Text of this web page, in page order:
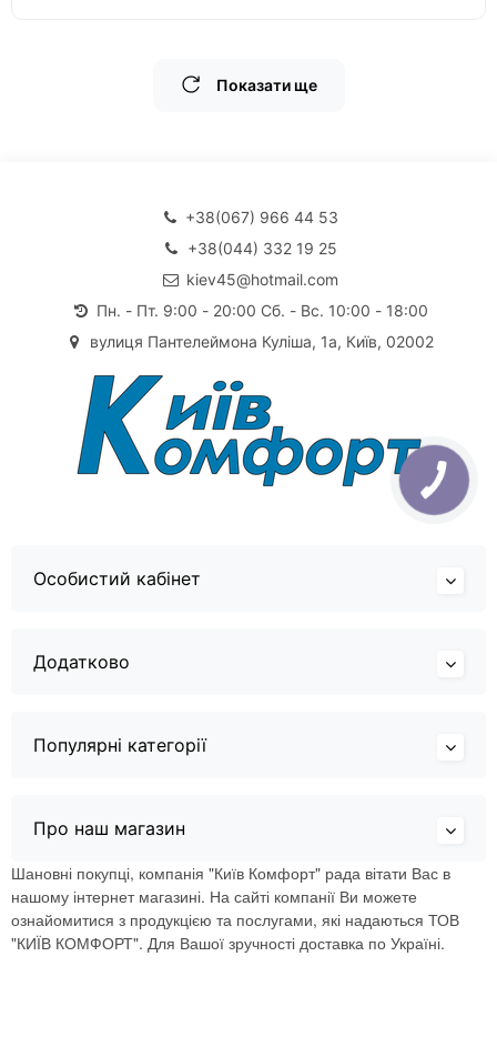
Показати ще
+38(067) 966 44 53
+38(044) 332 19 25
kiev45@hotmail.com
Пн. - Пт. 9:00 - 20:00 Сб. - Вс. 10:00 - 18:00
вулиця Пантелеймона Куліша, 1а, Київ, 02002
Особистий кабінет
Додатково
Популярні категорії
Про наш магазин
Шановні покупці, компанія "Київ Комфорт" рада вітати Вас в
нашому інтернет магазині. На сайті компанії Ви можете
ознайомитися з продукцією та послугами, які надаються ТОВ
"КИЇВ КОМФОРТ". Для Вашої зручності доставка по Україні.